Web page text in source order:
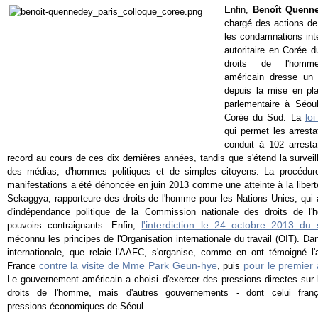
Enfin, Benoît
chargé des actions
les condamnations
autoritaire en Corée
droits de
américain dresse
depuis la mise en
parlementaire à
Corée du Sud. La
qui permet les
conduit à 102
record au cours de ces dix dernières années, tandis que s'étend la
des médias, d'hommes politiques et de simples citoyens. La
manifestations a été dénoncée en juin 2013 comme une atteinte à la
Sekaggya, rapporteure des droits de l'homme pour les Nations Unies, qui
d'indépendance politique de la Commission nationale des droits de
pouvoirs contraignants. Enfin, l'interdiction le 24 octobre 2013 du
méconnu les principes de l'Organisation internationale du travail (OIT).
internationale, que relaie l'AAFC, s'organise, comme en ont témoigné
France contre la visite de Mme Park Geun-hye, puis pour le premier
Le gouvernement américain a choisi d'exercer des pressions directes
droits de l'homme, mais d'autres gouvernements - dont celui
pressions économiques de Séoul.